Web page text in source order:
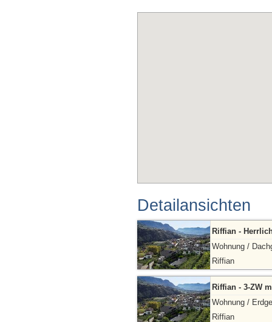
Detailansichten
Riffian -
Wohnung /
Riffian
Riffian - 3-ZW
Wohnung /
Riffian